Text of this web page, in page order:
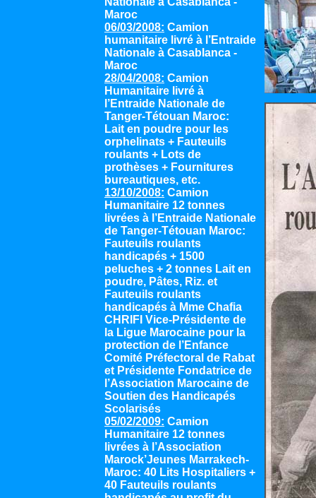
Maroc
06/03/2008: Camion
humanitaire livré à l’Entraide
Nationale à Casablanca -
Maroc
28/04/2008: Camion
Humanitaire livré à
l’Entraide Nationale de
Tanger-Tétouan Maroc:
Lait en poudre pour les
orphelinats + Fauteuils
roulants + Lots de
prothèses + Fournitures
bureautiques, etc.
13/10/2008: Camion
Humanitaire 12 tonnes
livrées à l’Entraide Nationale
de Tanger-Tétouan Maroc:
Fauteuils roulants
handicapés + 1500
peluches + 2 tonnes Lait en
poudre, Pâtes, Riz. et
Fauteuils roulants
handicapés à Mme Chafia
CHRIFI Vice-Présidente de
la Ligue Marocaine pour la
protection de l’Enfance
Comité Préfectoral de Rabat
et Présidente Fondatrice de
l’Association Marocaine de
Soutien des Handicapés
Scolarisés
05/02/2009: Camion
Humanitaire 12 tonnes
livrées à l’Association
Marock’Jeunes Marrakech-
Maroc: 40 Lits Hospitaliers +
40 Fauteuils roulants